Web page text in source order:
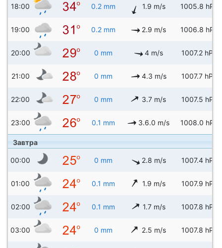
18:00 0.2 mm 1.9 m/s 1005.8 hPa
19:00 0.2 mm 2.9 m/s 1006.8 hPa
20:00 0 mm 4 m/s 1007.2 hPa
21:00 0 mm 4.3 m/s 1007.7 hPa
22:00 0 mm 3.7 m/s 1007.5 hPa
23:00 0.1 mm 3.6.0 m/s 1008.0 hPa
Завтра
00:00 0 mm 2.8 m/s 1007.4 hPa
01:00 0.1 mm 1.9 m/s 1007.9 hPa
02:00 0.1 mm 1.7 m/s 1007.8 hPa
03:00 0 mm 2.5 m/s 1007.8 hPa